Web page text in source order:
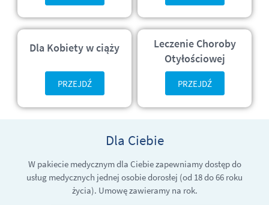
Dla Kobiety w ciąży
PRZEJDŹ
Leczenie Choroby
Otyłościowej
PRZEJDŹ
Dla Ciebie
W pakiecie medycznym dla Ciebie zapewniamy dostęp do
usług medycznych jednej osobie dorosłej (od 18 do 66 roku
życia). Umowę zawieramy na rok.